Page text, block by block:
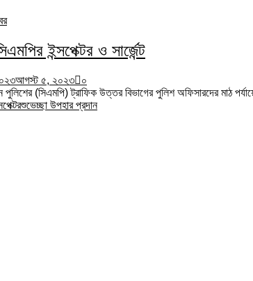
ইন্সপেক্টর ও সার্জেন্ট
আগস্ট ৫, ২০২৩
০
পুলিশের (সিএমপি) ট্রাফিক উত্তর বিভাগের পুলিশ অফিসারদের মাঠ
শুভেচ্ছা উপহার প্রদান